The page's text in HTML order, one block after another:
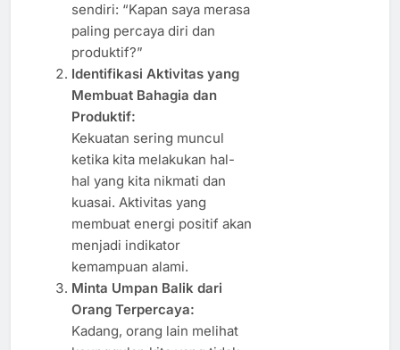
sendiri: “Kapan saya merasa
paling percaya diri dan
produktif?”
Identifikasi Aktivitas yang
Membuat Bahagia dan
Produktif:
Kekuatan sering muncul
ketika kita melakukan hal-
hal yang kita nikmati dan
kuasai. Aktivitas yang
membuat energi positif akan
menjadi indikator
kemampuan alami.
Minta Umpan Balik dari
Orang Terpercaya:
Kadang, orang lain melihat